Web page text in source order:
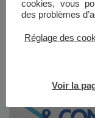
cookies, vous
des problèmes
Réglage des
Voir la